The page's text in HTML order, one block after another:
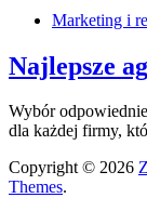
Marketing i
Najlepsze
Wybór
dla każdej firmy,
Copyright © 2026
Themes.